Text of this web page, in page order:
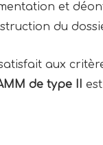
et
du
aux
de type II